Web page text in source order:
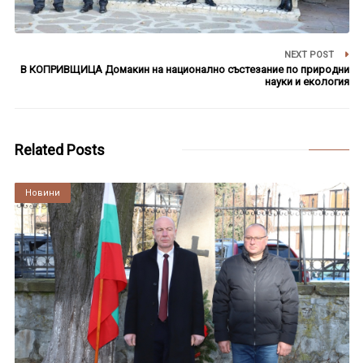
NEXT POST
В КОПРИВЩИЦА Домакин на национално състезание по природни
науки и екология
Related Posts
Култура
Новини